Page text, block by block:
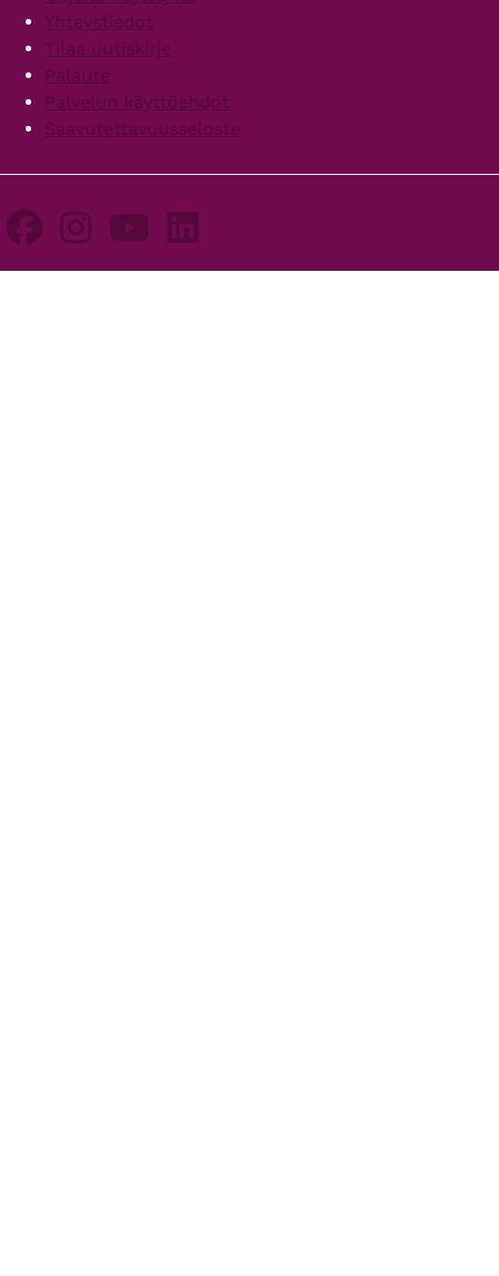
Yhteystiedot
Tilaa uutiskirje
Palaute
Palvelun käyttöehdot
Saavutettavuusseloste